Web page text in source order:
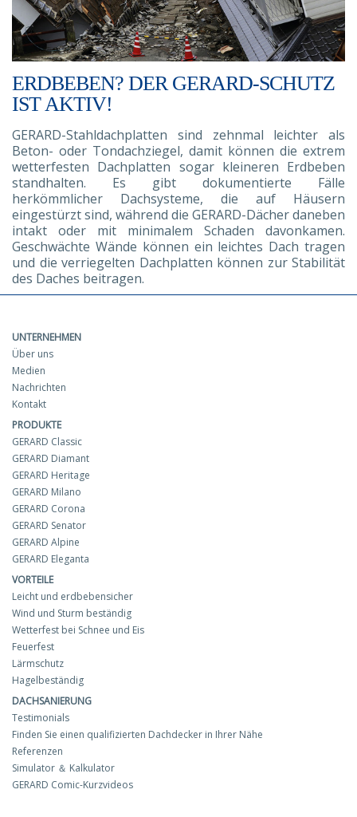
ERDBEBEN? DER GERARD-SCHUTZ
IST AKTIV!
GERARD-Stahldachplatten sind zehnmal leichter als
Beton- oder Tondachziegel, damit können die extrem
wetterfesten Dachplatten sogar kleineren Erdbeben
standhalten. Es gibt dokumentierte Fälle
herkömmlicher Dachsysteme, die auf Häusern
eingestürzt sind, während die GERARD-Dächer daneben
intakt oder mit minimalem Schaden davonkamen.
Geschwächte Wände können ein leichtes Dach tragen
und die verriegelten Dachplatten können zur Stabilität
des Daches beitragen.
UNTERNEHMEN
Über uns
Medien
Nachrichten
Kontakt
PRODUKTE
GERARD Classic
GERARD Diamant
GERARD Heritage
GERARD Milano
GERARD Corona
GERARD Senator
GERARD Alpine
GERARD Eleganta
VORTEILE
Leicht und erdbebensicher
Wind und Sturm beständig
Wetterfest bei Schnee und Eis
Feuerfest
Lärmschutz
Hagelbeständig
DACHSANIERUNG
Testimonials
Finden Sie einen qualifizierten Dachdecker in Ihrer Nähe
Referenzen
Simulator ＆ Kalkulator
GERARD Comic-Kurzvideos